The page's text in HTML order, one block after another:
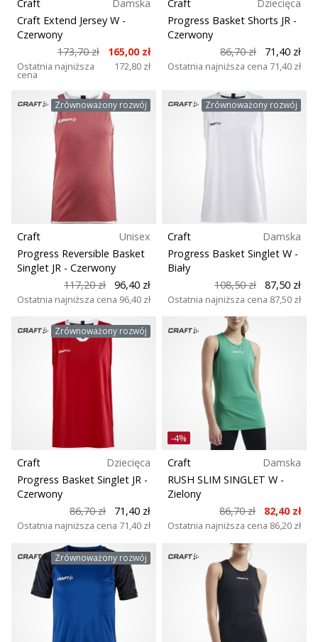
Craft
Damska
Craft Extend Jersey W -
Czerwony
173,70 zł
165,00 zł
Ostatnia najniższa
cena
172,80 zł
Craft
Dziecięca
Progress Basket Shorts JR -
Czerwony
86,70 zł
71,40 zł
Ostatnia najniższa cena 71,40 zł
Zrównoważony rozwój
Craft
Unisex
Progress Reversible Basket
Singlet JR - Czerwony
117,20 zł
96,40 zł
Ostatnia najniższa cena 96,40 zł
Zrównoważony rozwój
Craft
Damska
Progress Basket Singlet W -
Biały
108,50 zł
87,50 zł
Ostatnia najniższa cena 87,50 zł
Zrównoważony rozwój
Craft
Dziecięca
Progress Basket Singlet JR -
Czerwony
86,70 zł
71,40 zł
Ostatnia najniższa cena 71,40 zł
-4%
Craft
Damska
RUSH SLIM SINGLET W -
Zielony
86,70 zł
82,40 zł
Ostatnia najniższa cena 86,20 zł
Zrównoważony rozwój